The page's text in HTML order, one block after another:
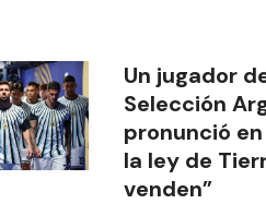
Un jugador
Selección
pronunció
la ley de
venden”